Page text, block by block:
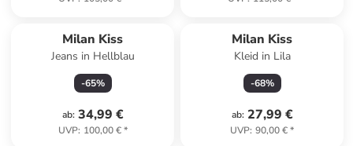
Milan Kiss
Jeans in Hellblau
-65%
ab: 34,99 €
UVP: 100,00 €*
Milan Kiss
Kleid in Lila
-68%
ab: 27,99 €
UVP: 90,00 €*